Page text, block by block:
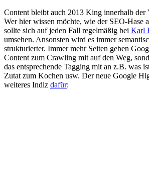
Content bleibt auch 2013 King innerhalb der
Wer hier wissen möchte, wie der SEO-Hase
sollte sich auf jeden Fall regelmäßig bei Karl
umsehen. Ansonsten wird es immer
strukturierter. Immer mehr Seiten geben
Content zum Crawling mit auf den Weg,
das entsprechende Tagging mit an z.B. was
Zutat zum Kochen usw. Der neue Google
weiteres Indiz dafür: